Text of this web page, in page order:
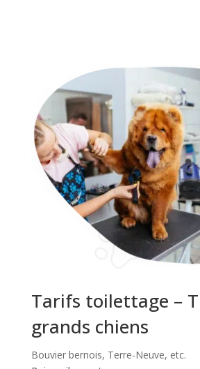
Tarifs toilettage –
grands chiens
Bouvier bernois, Terre-Neuve, etc.